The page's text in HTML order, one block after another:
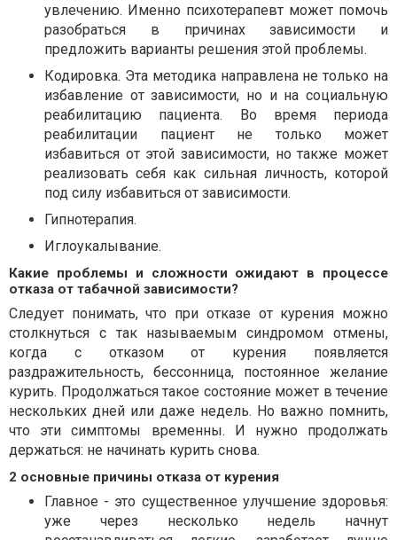
увлечению. Именно психотерапевт может помочь
разобраться в причинах зависимости и
предложить варианты решения этой проблемы.
Кодировка. Эта методика направлена ​​не только на
избавление от зависимости, но и на социальную
реабилитацию пациента. Во время периода
реабилитации пациент не только может
избавиться от этой зависимости, но также может
реализовать себя как сильная личность, которой
под силу избавиться от зависимости.
Гипнотерапия.
Иглоукалывание.
Какие проблемы и сложности ожидают в процессе
отказа от табачной зависимости?
Следует понимать, что при отказе от курения можно
столкнуться с так называемым синдромом отмены,
когда с отказом от курения появляется
раздражительность, бессонница, постоянное желание
курить. Продолжаться такое состояние может в течение
нескольких дней или даже недель. Но важно помнить,
что эти симптомы временны. И нужно продолжать
держаться: не начинать курить снова.
2 основные причины отказа от курения
Главное - это существенное улучшение здоровья:
уже через несколько недель начнут